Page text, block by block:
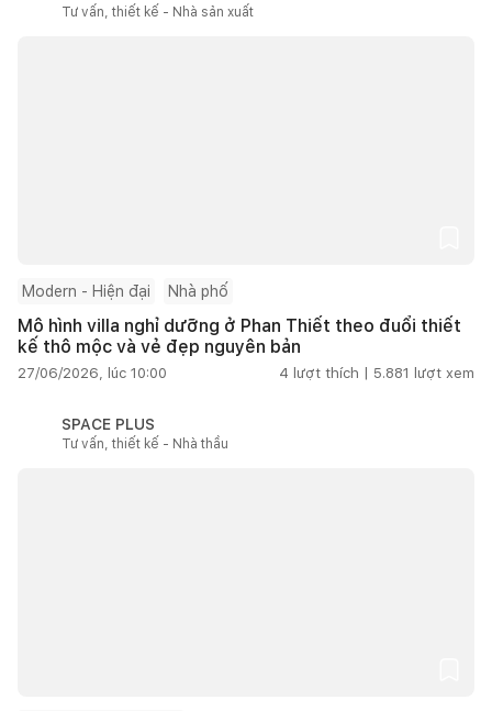
Tư vấn, thiết kế - Nhà sản xuất
Modern - Hiện đại Nhà phố
Mô hình villa nghỉ dưỡng ở Phan Thiết theo đuổi thiết
kế thô mộc và vẻ đẹp nguyên bản
27/06/2026, lúc 10:00 4 lượt thích | 5.881 lượt xem
SPACE PLUS
Tư vấn, thiết kế - Nhà thầu